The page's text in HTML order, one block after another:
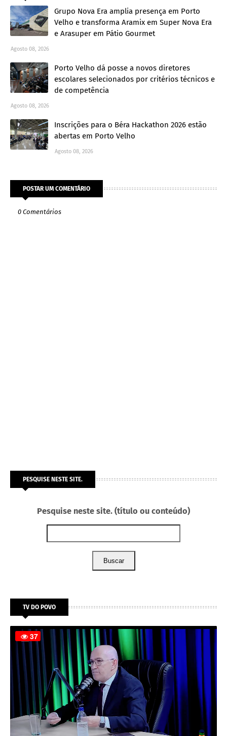
Grupo Nova Era amplia presença em Porto
Velho e transforma Aramix em Super Nova Era
e Arasuper em Pátio Gourmet
Agosto 08, 2026
Porto Velho dá posse a novos diretores
escolares selecionados por critérios técnicos e
de competência
Agosto 08, 2026
Inscrições para o Béra Hackathon 2026 estão
abertas em Porto Velho
Agosto 08, 2026
POSTAR UM COMENTÁRIO
0 Comentários
PESQUISE NESTE SITE.
Pesquise neste site. (título ou conteúdo)
Buscar
TV DO POVO